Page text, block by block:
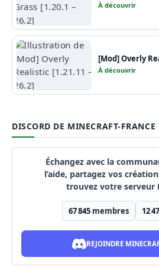
À découvrir
[Mod] Overly
À découvrir
DISCORD DE MINECRAFT-FRANCE
Échangez avec la
l’aide, partagez vos
trouvez votre serveur
67 845membres 12
REJOINDRE